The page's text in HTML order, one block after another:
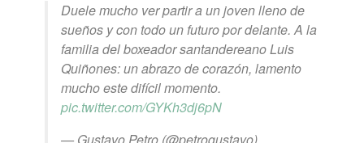
Duele mucho ver partir a un joven lleno de
sueños y con todo un futuro por delante. A la
familia del boxeador santandereano Luis
Quiñones: un abrazo de corazón, lamento
mucho este difícil momento.
pic.twitter.com/GYKh3dj6pN